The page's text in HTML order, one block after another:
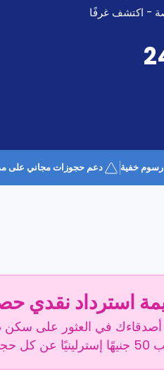
- اكتشف غرفًا
خفية دعم حجوزات مجاني على مدار
نقدي حصرية بقيمة 50
في العثور على سكن
ناجح!